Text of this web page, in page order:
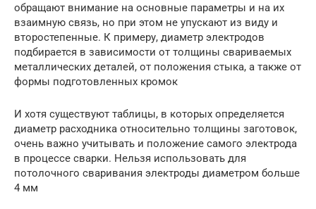
обращают внимание на основные параметры и на их
взаимную связь, но при этом не упускают из виду и
второстепенные. К примеру, диаметр электродов
подбирается в зависимости от толщины свариваемых
металлических деталей, от положения стыка, а также от
формы подготовленных кромок
И хотя существуют таблицы, в которых определяется
диаметр расходника относительно толщины заготовок,
очень важно учитывать и положение самого электрода
в процессе сварки. Нельзя использовать для
потолочного сваривания электроды диаметром больше
4 мм